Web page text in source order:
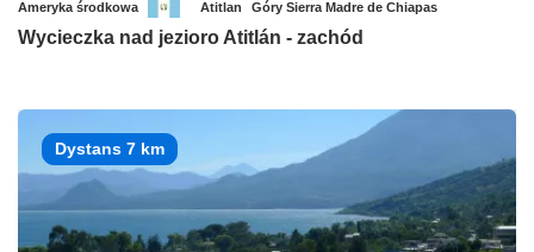
Ameryka środkowa Atitlan Góry Sierra Madre de Chiapas
Wycieczka nad jezioro Atitlán - zachód
Dystans 7 km